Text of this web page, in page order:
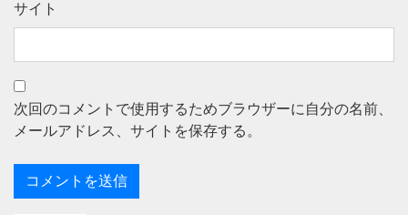
サイト
次回のコメントで使用するためブラウザーに自分の名前、
メールアドレス、サイトを保存する。